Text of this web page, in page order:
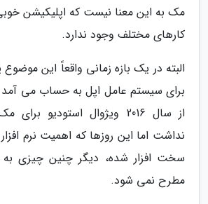
مک به این معنا نیست که اپلیکیشن
کارهای مختلف وجود ندارد.
البته در یک بازه زمانی واقعاً این
برای سیستم عامل اپل به حساب می آمد
از سال 2016 ویژوال استودیو
نداشت اما این روزها که اهمیت نرم
سخت افزار شده، دیگر چنین چیزی
مطرح نمی شود.